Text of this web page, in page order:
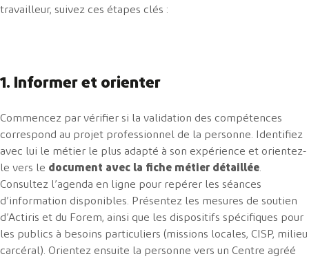
travailleur, suivez ces étapes clés :
1. Informer et orienter
Commencez par vérifier si la validation des compétences
correspond au projet professionnel de la personne. Identifiez
avec lui le métier le plus adapté à son expérience et orientez-
le vers le document avec la fiche métier détaillée.
Consultez l’agenda en ligne pour repérer les séances
d’information disponibles. Présentez les mesures de soutien
d’Actiris et du Forem, ainsi que les dispositifs spécifiques pour
les publics à besoins particuliers (missions locales, CISP, milieu
carcéral). Orientez ensuite la personne vers un Centre agréé